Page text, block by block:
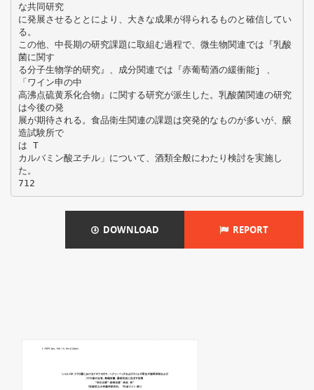
な共同研究
に発展させるととにより、大きな成果が得られるものと確信してい
る。
この他、中長期の研究課題に取組む過程で、微生物関連では『乳酸
菌に関す
る分子生物学的研究』、成分関連では『赤葡萄酒の緩衝能j 、
「ワイン申の中
高沸点硫黄系化合物』に関する研究が派生した。乳酸菌関連の研究
は今後の発
展が期待される。食品衛生関連の課題は突発的なものが多いが、醸
造試験所で
は T
カルバミン酸ヱチル」について、酒類全般にわたり検討を実施し
た。
DOWNLOAD REPORT